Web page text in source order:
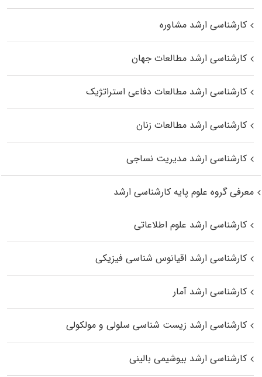
کارشناسی ارشد مشاوره
کارشناسی ارشد مطالعات جهان
کارشناسی ارشد مطالعات دفاعی استراتژیک
کارشناسی ارشد مطالعات زنان
کارشناسی ارشد مدیریت نساجی
معرفی گروه علوم پایه کارشناسی ارشد
کارشناسی ارشد علوم اطلاعاتی
کارشناسی ارشد اقیانوس‌ شناسی فیزیکی
کارشناسی ارشد آمار
کارشناسی ارشد زیست شناسی سلولی و مولکولی
کارشناسی ارشد بیوشیمی بالینی